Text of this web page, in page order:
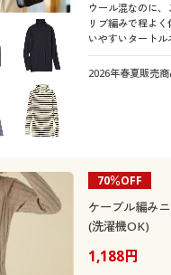
お問い合わせ
ナイロン ウー
コットン・綿100 レー
能・特徴
ウォッシャブル(洗
イスト
エレガント
感
タイト
20代 30代
40代
ズン
秋
ウール混なのに、
リブ編みで程よ
いやすいタートル
2026年春夏販売商
70％OFF
ケーブル編み
(洗濯機OK)
1,188円